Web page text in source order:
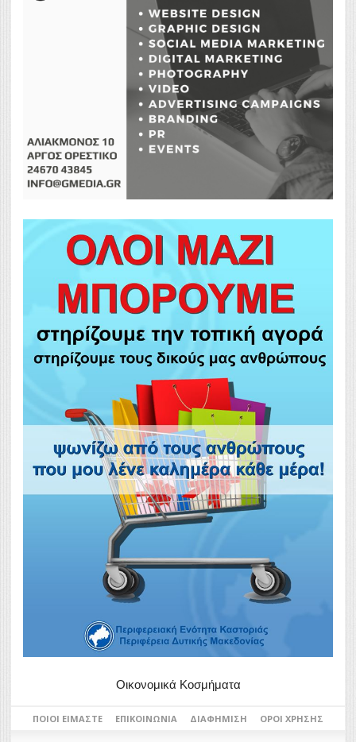
Οικονομικά Κοσμήματα
ΠΟΙΟΙ ΕΊΜΑΣΤΕ ΕΠΙΚΟΙΝΩΝΊΑ ΔΙΑΦΉΜΙΣΗ ΌΡΟΙ ΧΡΉΣΗΣ